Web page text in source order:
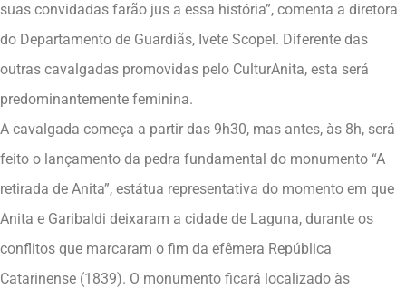
suas convidadas farão jus a essa história”, comenta a diretora
do Departamento de Guardiãs, Ivete Scopel. Diferente das
outras cavalgadas promovidas pelo CulturAnita, esta será
predominantemente feminina.
A cavalgada começa a partir das 9h30, mas antes, às 8h, será
feito o lançamento da pedra fundamental do monumento “A
retirada de Anita”, estátua representativa do momento em que
Anita e Garibaldi deixaram a cidade de Laguna, durante os
conflitos que marcaram o fim da efêmera República
Catarinense (1839). O monumento ficará localizado às